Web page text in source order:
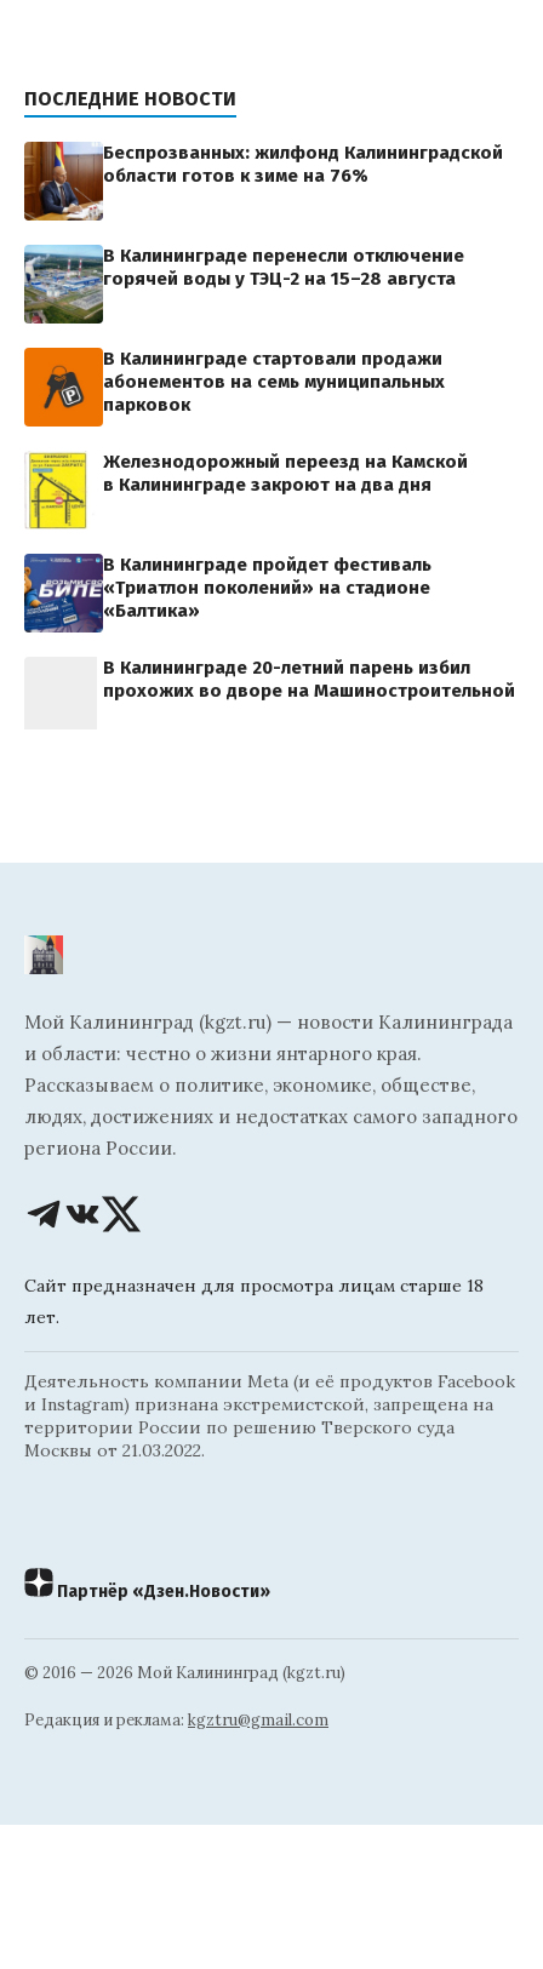
ПОСЛЕДНИЕ НОВОСТИ
Беспрозванных: жилфонд Калининградской
области готов к зиме на 76%
В Калининграде перенесли отключение
горячей воды у ТЭЦ-2 на 15–28 августа
В Калининграде стартовали продажи
абонементов на семь муниципальных
парковок
Железнодорожный переезд на Камской
в Калининграде закроют на два дня
В Калининграде пройдет фестиваль
«Триатлон поколений» на стадионе
«Балтика»
В Калининграде 20-летний парень избил
прохожих во дворе на Машиностроительной
Мой Калининград (kgzt.ru) — новости Калининграда
и области: честно о жизни янтарного края.
Рассказываем о политике, экономике, обществе,
людях, достижениях и недостатках самого западного
региона России.
Сайт предназначен для просмотра лицам старше 18
лет.
Деятельность компании Meta (и её продуктов Facebook
и Instagram) признана экстремистской, запрещена на
территории России по решению Тверского суда
Москвы от 21.03.2022.
Партнёр «Дзен.Новости»
© 2016 — 2026 Мой Калининград (kgzt.ru)
Редакция и реклама: kgztru@gmail.com